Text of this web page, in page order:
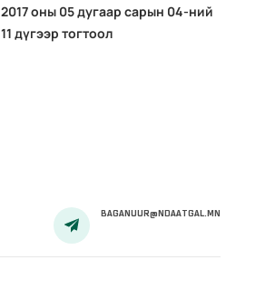
2017 оны 05 дугаар сарын 04-ний
11 дүгээр тогтоол
BAGANUUR@NDAATGAL.MN